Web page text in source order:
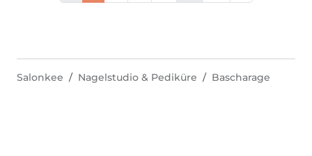
Salonkee Nagelstudio & Pediküre Bascharage